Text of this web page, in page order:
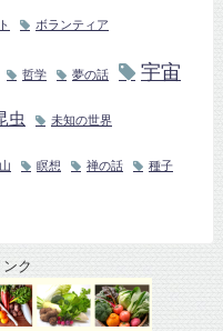
ボランティア
哲学 夢の話 宇宙
虫 未知の世界
瞑想 禅の話 種子
ク